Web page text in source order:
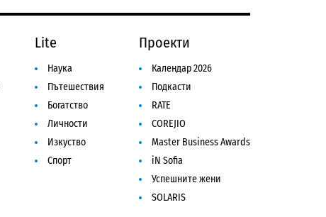
Lite
Наука
Пътешествия
Богатство
Личности
Изкуство
Спорт
Проекти
Календар 2026
Подкасти
RATE
COREJIO
Master Business Awards
iN Sofia
Успешните жени
SOLARIS